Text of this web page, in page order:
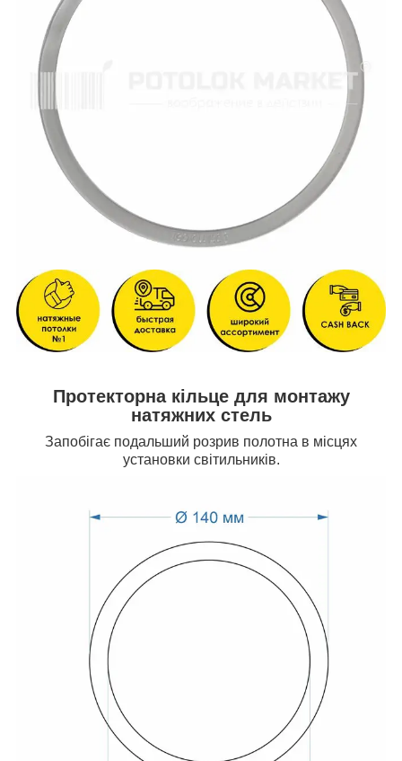
Протекторна кільце для монтажу
натяжних стель
Запобігає подальший розрив полотна в місцях
установки світильників.